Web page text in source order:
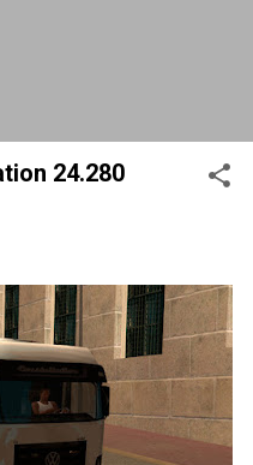
24.280